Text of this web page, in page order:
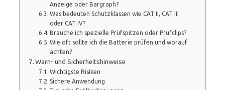
Anzeige oder Bargraph?
Was bedeuten Schutzklassen wie CAT II, CAT III
oder CAT IV?
Brauche ich spezielle Prüfspitzen oder Prüfclips?
Wie oft sollte ich die Batterie prüfen und worauf
achten?
Warn- und Sicherheitshinweise
Wichtigste Risiken
Sichere Anwendung